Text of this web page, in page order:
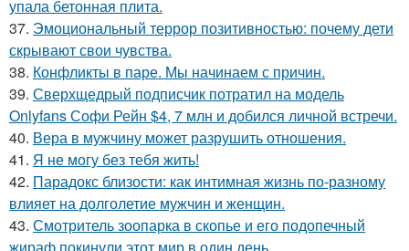
упала бетонная плита.
37. Эмоциональный террор позитивностью: почему дети
скрывают свои чувства.
38. Конфликты в паре. Мы начинаем с причин.
39. Сверхщедрый подписчик потратил на модель
Onlyfans Софи Рейн $4, 7 млн и добился личной встречи.
40. Вера в мужчину может разрушить отношения.
41. Я не могу без тебя жить!
42. Парадокс близости: как интимная жизнь по-разному
влияет на долголетие мужчин и женщин.
43. Смотритель зоопарка в скопье и его подопечный